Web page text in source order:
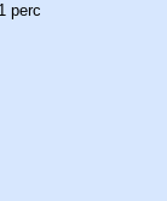
perc